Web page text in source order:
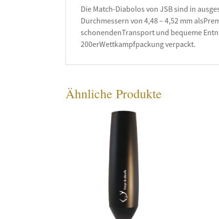
Die Match-Diabolos von JSB sind in
Durchmessern von 4,48 – 4,52 mm
schonendenTransport und bequeme
200erWettkampfpackung verpackt.
Ähnliche Produkte